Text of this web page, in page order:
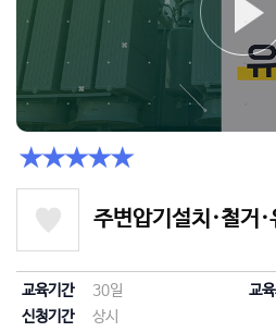
★★★★★
주변압기설치·철거
교육기간 30일 교
신청기간
상시